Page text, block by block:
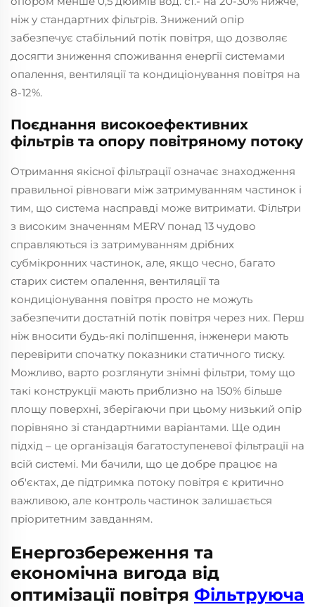
ніж у стандартних фільтрів. Знижений опір
забезпечує стабільний потік повітря, що дозволяє
досягти зниження споживання енергії системами
опалення, вентиляції та кондиціонування повітря на
8-12%.
Поєднання високоефективних
фільтрів та опору повітряному потоку
Отримання якісної фільтрації означає знаходження
правильної рівноваги між затримуванням частинок і
тим, що система насправді може витримати. Фільтри
з високим значенням MERV понад 13 чудово
справляються із затримуванням дрібних
субмікронних частинок, але, якщо чесно, багато
старих систем опалення, вентиляції та
кондиціонування повітря просто не можуть
забезпечити достатній потік повітря через них. Перш
ніж вносити будь-які поліпшення, інженери мають
перевірити спочатку показники статичного тиску.
Можливо, варто розглянути знімні фільтри, тому що
такі конструкції мають приблизно на 150% більше
площу поверхні, зберігаючи при цьому низький опір
порівняно зі стандартними варіантами. Ще один
підхід – це організація багатоступеневої фільтрації на
всій системі. Ми бачили, що це добре працює на
об'єктах, де підтримка потоку повітря є критично
важливою, але контроль частинок залишається
пріоритетним завданням.
Енергозбереження та
економічна вигода від
оптимізації повітря Фільтруюча